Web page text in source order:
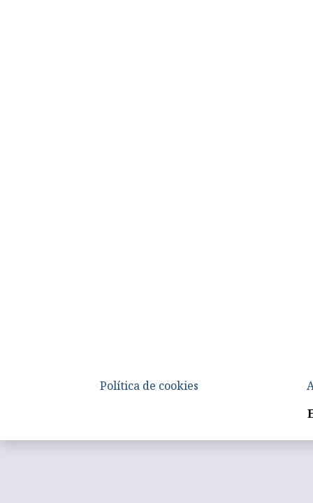
Política de cookies